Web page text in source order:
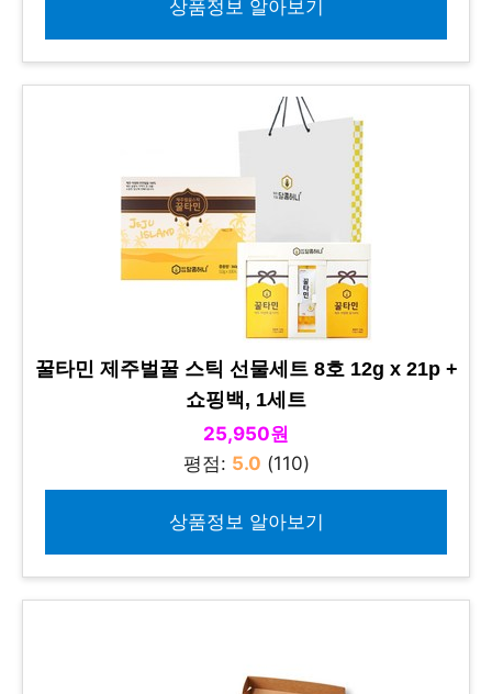
상품정보 알아보기
꿀타민 제주벌꿀 스틱 선물세트 8호 12g x 21p +
쇼핑백, 1세트
25,950원
평점: 5.0 (110)
상품정보 알아보기